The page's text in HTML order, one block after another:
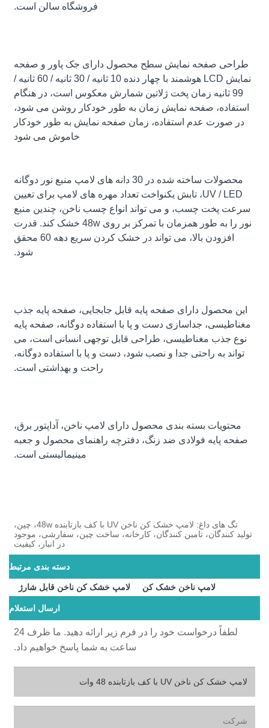
فروشگاه سالن است.
طراحی صفحه نمایش سطح محصول دارای جک پاور و صفحه
نمایش LCD هوشمند با چهار دنده 10 ثانیه / 30 ثانیه / 60 ثانیه /
99 ثانیه زمان پخت ژلاتین شمارش معکوس است، در هنگام
استفاده، صفحه نمایش زمان به طور خودکار روشن می شود،
در صورت عدم استفاده، زمان صفحه نمایش به طور خودکار
خاموش می شود
محصولات ساخته شده در 30 دانه های لامپ منبع نور دوگانه
UV / LED، تابش یکنواخت تعداد مهره های لامپ برای تعیین
سرعت پخت چسب، و می تواند انواع چسب ناخن، چندین منبع
نور را به طور همزمان با تمرکز بر روی 48w خشک کند. قدرت
افزودن بالا، می تواند در خشک کردن سریع دهه 60 محقق
شود.
این محصول دارای صفحه پایه قابل جابجایی، صفحه پایه جذب
مغناطیسی، جداسازی دست و پا با استفاده دوگانه، صفحه پایه
نوع جذب مغناطیسی، طراحی قابل توجهی انسانی است، می
تواند به راحتی جدا و نصب شود، دست و پا با استفاده دوگانه،
راحت و بهداشتی است.
محتویات بسته بندی محصول دارای لامپ ناخن، آداپتور برق،
صفحه پایه فولادی ضد زنگ، دفترچه راهنمای محصول و جعبه
مینیمالیستی است.
تگ های داغ: لامپ خشک کن ناخن UV با کف بازتابنده 48w، چین،
تولید کنندگان، تامین کنندگان، کارخانه، ساخت چین، سفارشی، موجود
در انبار، کیفیت
دسته بندی مرتبط
لامپ خشک کن ناخن قابل شارژ لامپ ناخن خشک کن
ارسال استعلام
لطفاً درخواست خود را در فرم زیر ارائه دهید. ما ظرف 24
ساعت به شما پاسخ خواهیم داد.